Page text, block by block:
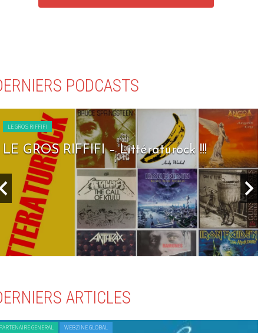
PODCASTS
LE GROS RIFFIFI
LE GROS RIFFIFI – Littératurock !!!
ARTICLES
GENERAL WEBZINE GLOBAL